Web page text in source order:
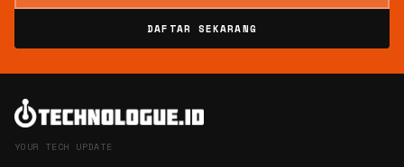
DAFTAR SEKARANG
YOUR TECH UPDATE